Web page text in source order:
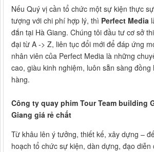
Nếu Quý vị cần tổ chức một sự kiện thực
tượng với chi phí hợp lý, thì Perfect Media
đắn tại Hà Giang. Chúng tôi đầu tư cơ sở
đại từ A -> Z, liên tục đổi mới để đáp ứng
nhân viên của Perfect Media là những
cao, giàu kinh nghiệm, luôn sẵn sàng đồng
hàng.
Công ty quay phim Tour Team building
Giang giá rẻ chất
Từ khâu lên ý tưởng, thiết kế, xây dựng –
hoạch tổ chức sự kiện, dàn dựng, đạo